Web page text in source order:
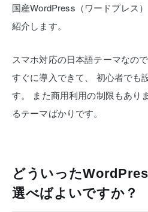
国産WordPress（ワードプレス
紹介します。
スマホ対応の日本語テーマなの
すぐに導入できて、
初心者でも
す。
また商用利用の制限もあり
るテーマばかりです。
どういった
選べばよいですか？